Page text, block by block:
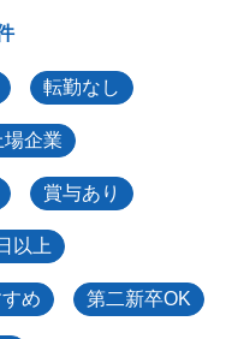
転勤なし
場企業
賞与あり
以上
め 第二新卒OK